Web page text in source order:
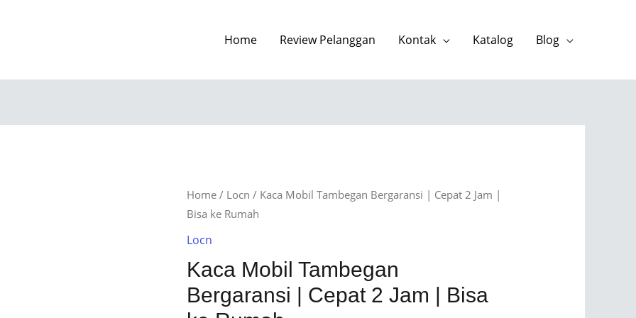
Home Review Pelanggan Kontak Katalog Blog
Home / Locn / Kaca Mobil Tambegan Bergaransi | Cepat 2 Jam |
Bisa ke Rumah
Locn
Kaca Mobil Tambegan
Bergaransi | Cepat 2 Jam | Bisa